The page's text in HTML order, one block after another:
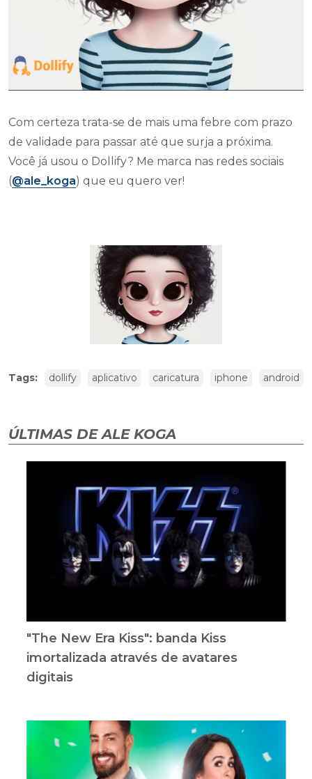
Com certeza trata-se de mais uma febre com prazo
de validade para passar até que surja a próxima.
Você já usou o Dollify? Me marca nas redes sociais
(@ale_koga) que eu quero ver!
Tags: dollify aplicativo caricatura iphone android
ÚLTIMAS DE ALE KOGA
"The New Era Kiss": banda Kiss
imortalizada através de avatares
digitais